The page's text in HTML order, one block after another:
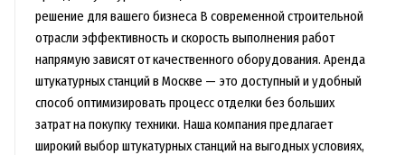
решение для вашего бизнеса В современной строительной
отрасли эффективность и скорость выполнения работ
напрямую зависят от качественного оборудования. Аренда
штукатурных станций в Москве — это доступный и удобный
способ оптимизировать процесс отделки без больших
затрат на покупку техники. Наша компания предлагает
широкий выбор штукатурных станций на выгодных условиях,